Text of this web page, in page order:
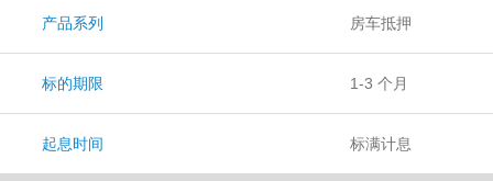
产品系列 房车抵押
标的期限 1-3 个月
起息时间 标满计息